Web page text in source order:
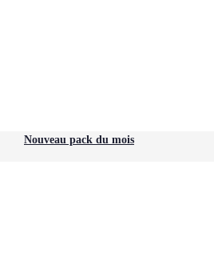
Nouveau pack du mois